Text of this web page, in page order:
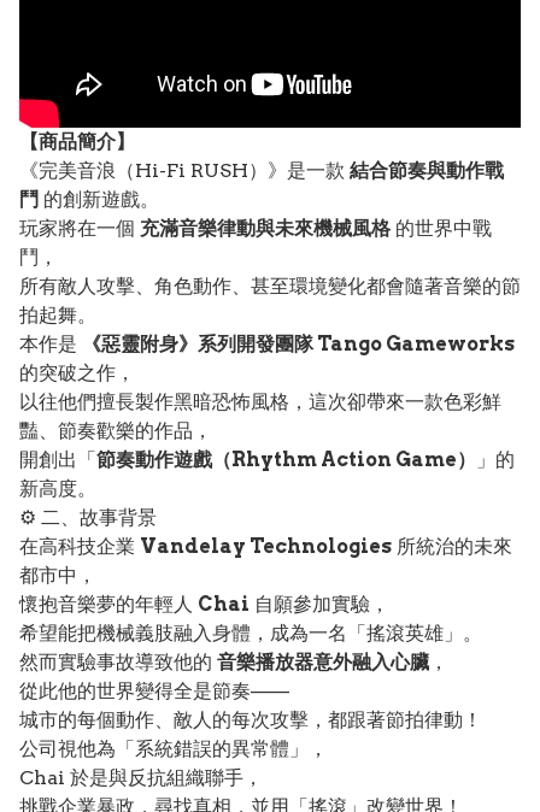
【商品簡介】
《完美音浪（Hi-Fi RUSH）》是一款 結合節奏與動作戰
鬥 的創新遊戲。
玩家將在一個 充滿音樂律動與未來機械風格 的世界中戰
鬥，
所有敵人攻擊、角色動作、甚至環境變化都會隨著音樂的節
拍起舞。
本作是
《惡靈附身》系列開發團隊 Tango Gameworks
的突破之作，
以往他們擅長製作黑暗恐怖風格，這次卻帶來一款色彩鮮
豔、節奏歡樂的作品，
開創出「節奏動作遊戲（Rhythm Action Game）
」的
新高度。
⚙️ 二、故事背景
在高科技企業 Vandelay Technologies 所統治的未來
都市中，
懷抱音樂夢的年輕人 Chai 自願參加實驗，
希望能把機械義肢融入身體，成為一名「搖滾英雄」。
然而實驗事故導致他的 音樂播放器意外融入心臟 ，
從此他的世界變得全是節奏——
城市的每個動作、敵人的每次攻擊，都跟著節拍律動！
公司視他為「系統錯誤的異常體」，
Chai 於是與反抗組織聯手，
挑戰企業暴政，尋找真相，並用「搖滾」改變世界！